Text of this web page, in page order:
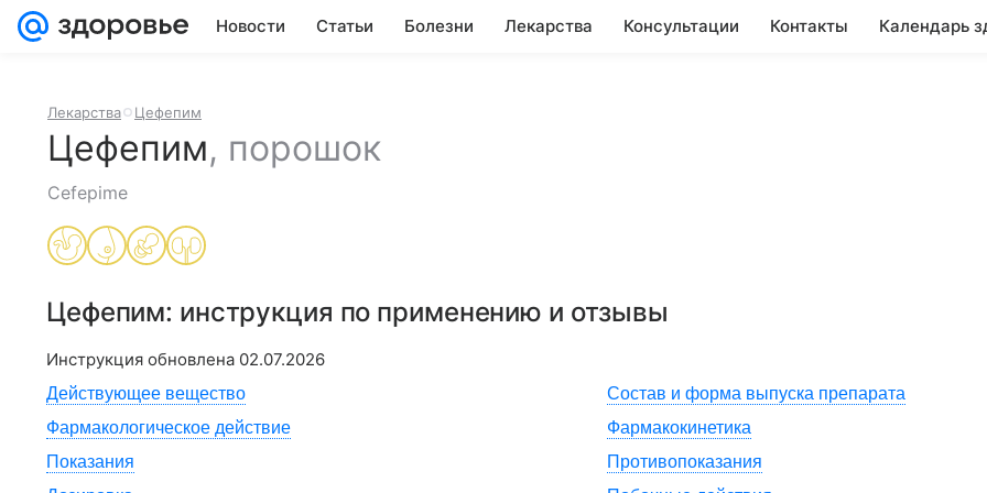
Новости Статьи Болезни Лекарства Консультации Контакты Календарь
Лекарства Цефепим
Цефепим, порошок
Cefepime
Цефепим: инструкция по применению и отзывы
Инструкция обновлена 02.07.2026
Действующее вещество
Состав и форма выпуска препарата
Фармакологическое действие
Фармакокинетика
Показания
Противопоказания